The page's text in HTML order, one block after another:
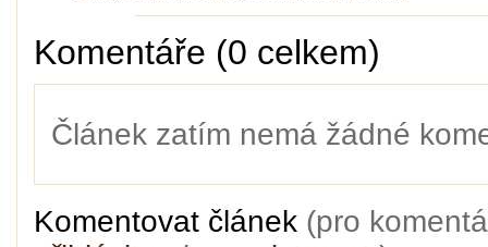
Komentáře (0 celkem)
Článek zatím nemá žádné
Komentovat článek (pro